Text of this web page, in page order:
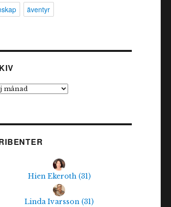
äventyr
Hien Ekeroth (31)
Linda Ivarsson (31)